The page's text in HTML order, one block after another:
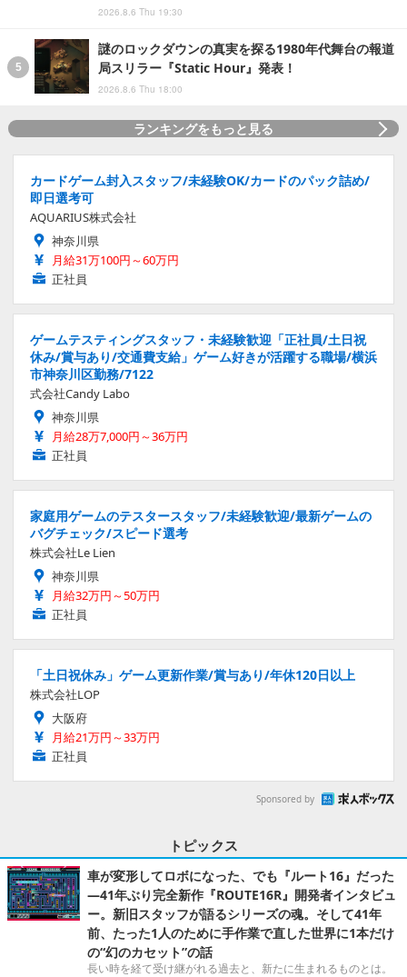
2026.8.6 Thu 19:30
謎のロックダウンの真実を探る1980年代舞台の報道
局スリラー『Static Hour』発表！
2026.8.6 Thu 18:00
ランキングをもっと見る
カードゲーム封入スタッフ/未経験OK/カードのパック詰め/
即日選考可
AQUARIUS株式会社
神奈川県
月給31万100円～60万円
正社員
ゲームテスティングスタッフ・未経験歓迎「正社員/土日祝
休み/賞与あり/交通費支給」ゲーム好きが活躍する職場/横浜
市神奈川区勤務/7122
式会社Candy Labo
神奈川県
月給28万7,000円～36万円
正社員
家庭用ゲームのテスタースタッフ/未経験歓迎/最新ゲームの
バグチェック/スピード選考
株式会社Le Lien
神奈川県
月給32万円～50万円
正社員
「土日祝休み」ゲーム更新作業/賞与あり/年休120日以上
株式会社LOP
大阪府
月給21万円～33万円
正社員
Sponsored by
トピックス
車が変形してロボになった、でも『ルート16』だった
―41年ぶり完全新作『ROUTE16R』開発者インタビュ
ー。新旧スタッフが語るシリーズの魂。そして41年
前、たった1人のために手作業で直した世界に1本だけ
の“幻のカセット”の話
長い時を経て受け継がれる過去と、新たに生まれるものとは。